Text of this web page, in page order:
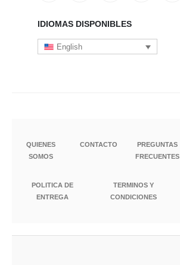
IDIOMAS DISPONIBLES
English
QUIENES
SOMOS
CONTACTO
PREGUNTAS
FRECUENTES
POLITICA DE
ENTREGA
TERMINOS Y
CONDICIONES